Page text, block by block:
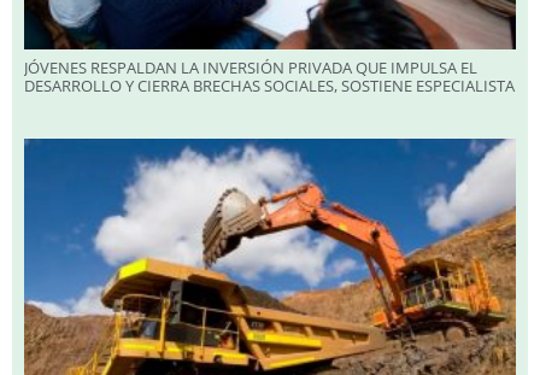
JÓVENES RESPALDAN LA INVERSIÓN PRIVADA QUE IMPULSA EL
DESARROLLO Y CIERRA BRECHAS SOCIALES, SOSTIENE ESPECIALISTA